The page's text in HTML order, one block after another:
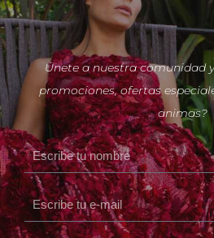
Únete a nuestra comunidad
promociones, ofertas
animas?